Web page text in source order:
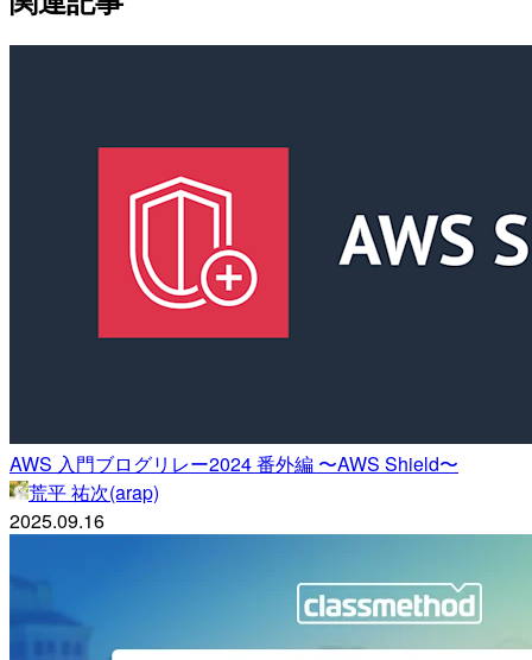
AWS 入門ブログリレー2024 番外編 〜AWS Shield〜
荒平 祐次(arap)
2025.09.16